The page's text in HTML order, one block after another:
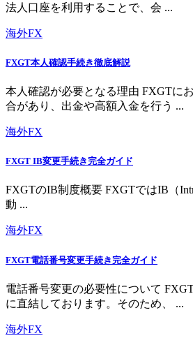
法人口座を利用することで、会 ...
海外FX
FXGT本人確認手続き徹底解説
本人確認が必要となる理由 FXGTに
合があり、出金や高額入金を行う ...
海外FX
FXGT IB変更手続き完全ガイド
FXGTのIB制度概要 FXGTではIB（
動 ...
海外FX
FXGT電話番号変更手続き完全ガイド
電話番号変更の必要性について
に直結しております。そのため、 ...
海外FX